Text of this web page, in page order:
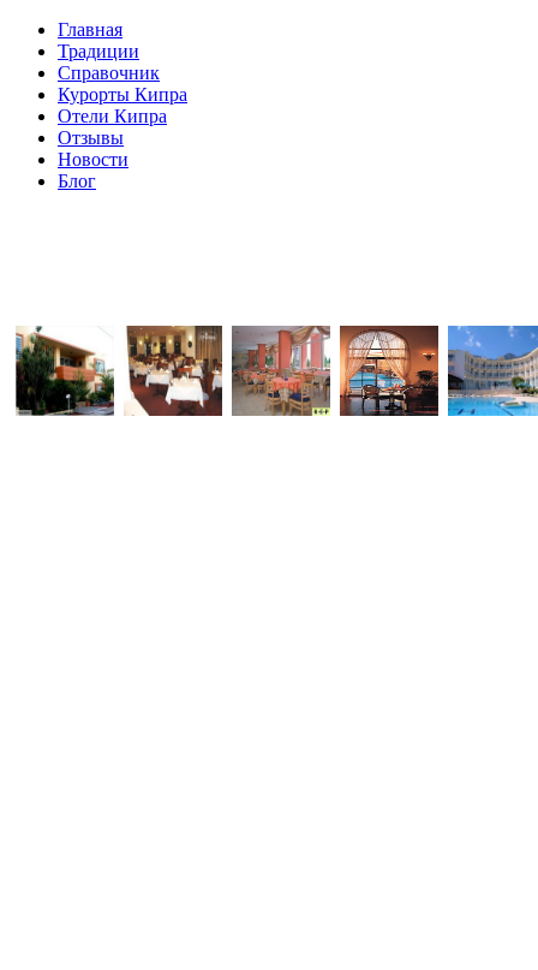
Главная
Традиции
Справочник
Курорты Кипра
Отели Кипра
Отзывы
Новости
Блог